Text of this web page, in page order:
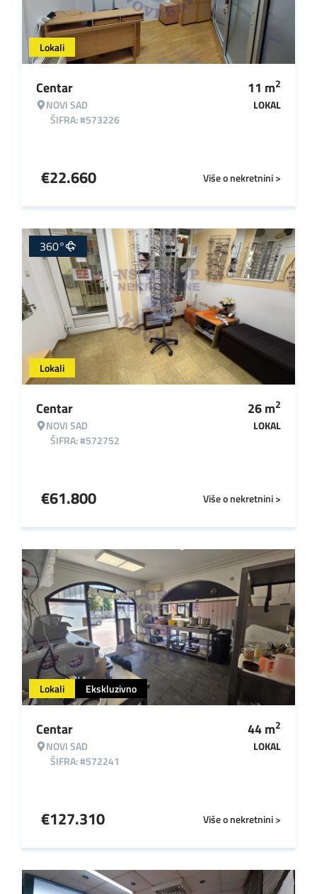
Lokali
Centar
NOVI SAD
ŠIFRA: #573226
11 m2
LOKAL
Više o nekretnini >
€22.660
Lokali
360°
Centar
NOVI SAD
ŠIFRA: #572752
26m2
LOKAL
Više o nekretnini >
€61.800
Lokali Ekskluzivno
Centar
NOVI SAD
ŠIFRA: #572241
44m2
LOKAL
Više o nekretnini >
€127.310